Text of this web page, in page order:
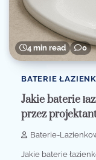
4 min read 0
BATERIE
Jakie baterie
przez
Baterie-
Jakie baterie